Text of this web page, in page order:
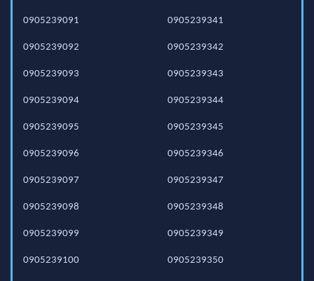
0905239091
0905239092
0905239093
0905239094
0905239095
0905239096
0905239097
0905239098
0905239099
0905239100
0905239341
0905239342
0905239343
0905239344
0905239345
0905239346
0905239347
0905239348
0905239349
0905239350